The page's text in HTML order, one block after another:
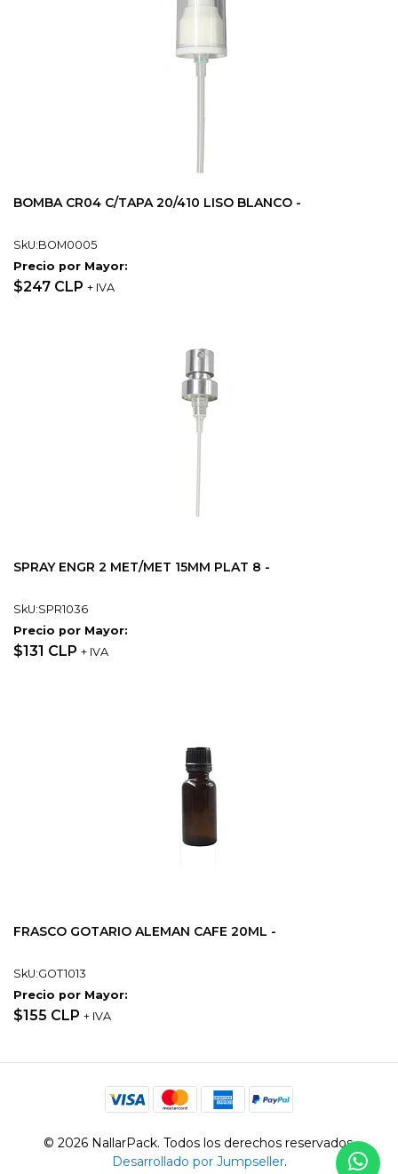
BOMBA CR04 C/TAPA 20/410 LISO BLANCO -
SkU:BOM0005
Precio por Mayor:
$247 CLP + IVA
SPRAY ENGR 2 MET/MET 15MM PLAT 8 -
SkU:SPR1036
Precio por Mayor:
$131 CLP + IVA
FRASCO GOTARIO ALEMAN CAFE 20ML -
SkU:GOT1013
Precio por Mayor:
$155 CLP + IVA
© 2026 NallarPack. Todos los derechos reservados.
Desarrollado por Jumpseller.